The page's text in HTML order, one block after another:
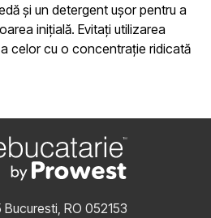
și un detergent ușor pentru a
inițială. Evitați utilizarea
celor cu o concentrație ridicată
Bucuresti, RO 052153